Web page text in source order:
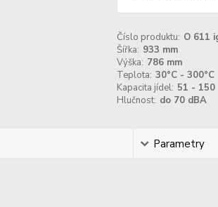
Číslo produktu: O 611
Šířka: 933 mm
Výška: 786 mm
Teplota: 30°C - 300°C
Kapacita jídel: 51 - 150
Hlučnost: do 70 dBA
Parametry